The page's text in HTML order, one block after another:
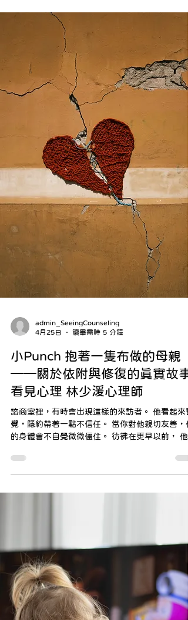
為在活著，其實在「反應」 很多人來到諮商時，並
不是因為「崩潰」，而是因為一種模糊但持續的感
太知道自己要什麼 做很多事情，卻沒有活著的感覺
在精神分析學者溫尼考特的語言裡，這樣的狀態可
以被理解為： 這個人正在「反應」(react)，而不是
「存在」(being) 當一個人從小的環境中，經常需要
去適應、去配合、去回應外在期待，他會慢慢學會
一件很重要的事： 「怎樣做，才是安全的。」 但同
時，也會慢慢失去另一件更根本的能力： 「我是
誰，我想要什麼。」
admin_SeeingCounseling
4月25日
讀畢需時 5 分鐘
小Punch 抱著一隻布做的母親
——關於依附與修復的真實故
看見心理 林少湲心理師
諮商室裡，有時會出現這樣的來訪者。 他看起來警
覺，隱約帶著一點不信任。 當你對他親切友善，他
的身體會不自覺微微僵住。 彷彿在更早以前， 他伸
物園的可愛的猴子 Punch 也是這樣。 他出生在母親
的身邊， 卻沒有真正出生在母親的抱持與懷裡。